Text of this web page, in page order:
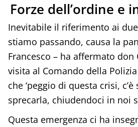
Forze dell’ordine e
Inevitabile il riferimento ai
stiamo passando, causa la
Francesco – ha affermato
visita al Comando della
che ‘peggio di questa crisi,
sprecarla, chiudendoci in noi
Questa emergenza ci ha